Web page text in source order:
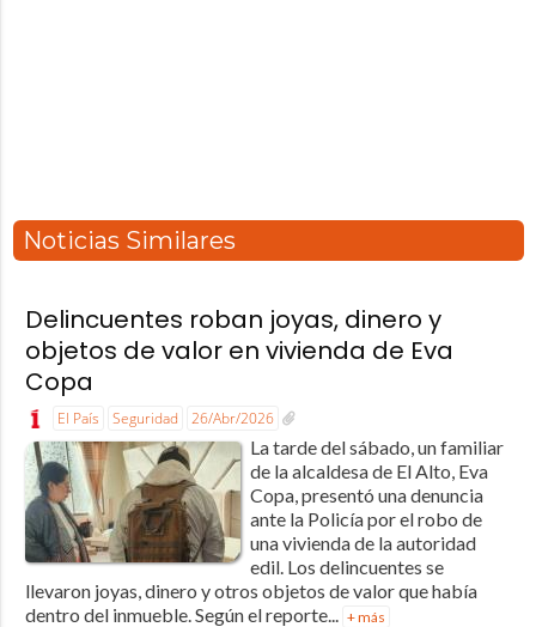
Noticias Similares
Delincuentes roban joyas, dinero y
objetos de valor en vivienda de Eva
Copa
El País Seguridad 26/Abr/2026
La tarde del sábado, un familiar
de la alcaldesa de El Alto, Eva
Copa, presentó una denuncia
ante la Policía por el robo de
una vivienda de la autoridad
edil. Los delincuentes se
llevaron joyas, dinero y otros objetos de valor que había
dentro del inmueble. Según el reporte... + más